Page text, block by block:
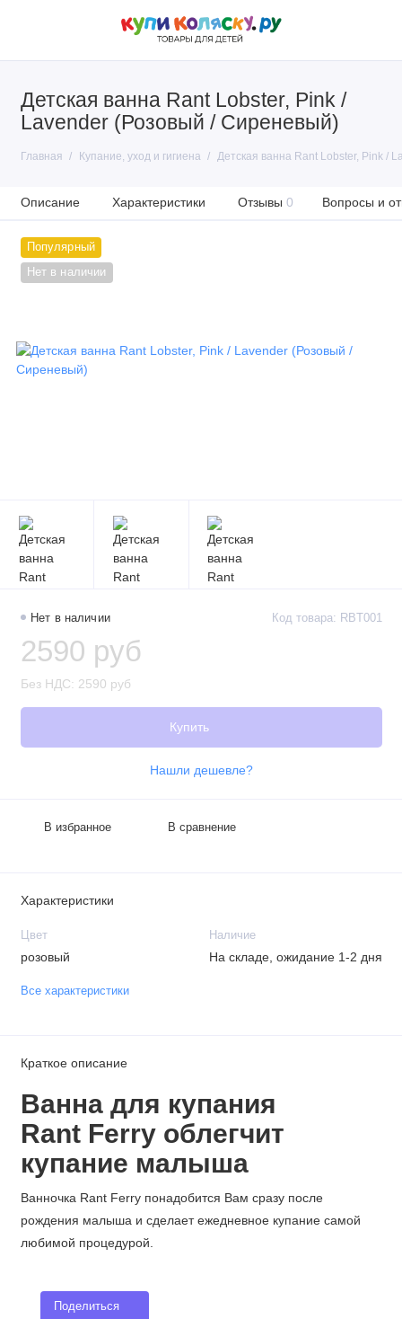
Детская ванна Rant Lobster, Pink /
Lavender (Розовый / Сиреневый)
Главная Купание, уход и гигиена Детская ванна Rant Lobster, Pink /
Описание Характеристики Отзывы 0 Вопросы и
Популярный
Нет в наличии
Нет в наличии Код товара: RBT001
2590 руб
Без НДС: 2590 руб
Купить
Нашли дешевле?
В избранное В сравнение
Характеристики
Цвет
розовый
Наличие
На складе, ожидание 1-2 дня
Все характеристики
Краткое описание
Ванна для купания
Rant Ferry облегчит
купание малыша
Ванночка Rant Ferry понадобится Вам сразу после
рождения малыша и сделает ежедневное купание самой
любимой процедурой.
Поделиться